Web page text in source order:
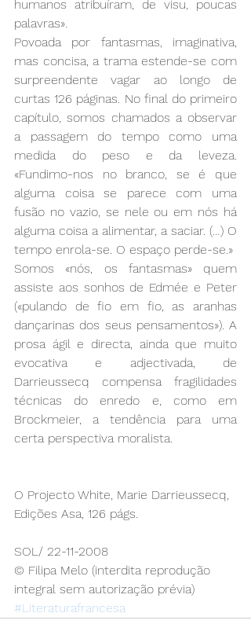
humanos atribuíram, de visu, poucas
palavras».
Povoada por fantasmas, imaginativa,
mas concisa, a trama estende-se com
surpreendente vagar ao longo de
curtas 126 páginas. No final do primeiro
capítulo, somos chamados a observar
a passagem do tempo como uma
medida do peso e da leveza.
«Fundimo-nos no branco, se é que
alguma coisa se parece com uma
fusão no vazio, se nele ou em nós há
alguma coisa a alimentar, a saciar. (…) O
tempo enrola-se. O espaço perde-se.»
Somos «nós, os fantasmas» quem
assiste aos sonhos de Edmée e Peter
(«pulando de fio em fio, as aranhas
dançarinas dos seus pensamentos»). A
prosa ágil e directa, ainda que muito
evocativa e adjectivada, de
Darrieussecq compensa fragilidades
técnicas do enredo e, como em
Brockmeier, a tendência para uma
certa perspectiva moralista.
O Projecto White, Marie Darrieussecq,
Edições Asa, 126 págs.
SOL/ 22-11-2008
© Filipa Melo (interdita reprodução
integral sem autorização prévia)
#Literaturafrancesa